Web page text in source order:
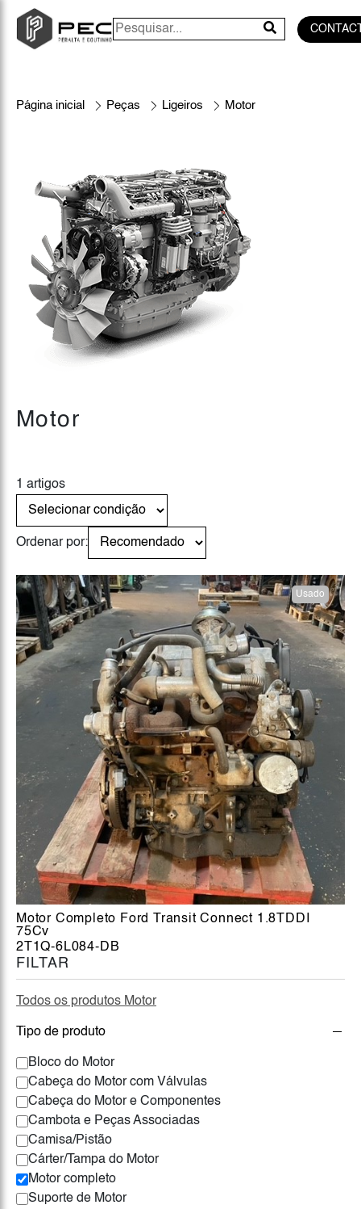
Página inicial Peças Ligeiros Motor
FILTAR
Todos os produtos Motor
Tipo de produto
Bloco do Motor
Cabeça do Motor com Válvulas
Cabeça do Motor e Componentes
Cambota e Peças Associadas
Camisa/Pistão
Cárter/Tampa do Motor
Motor completo
Suporte de Motor
Motor
1 artigos
Ordenar por:
Usado
Motor Completo Ford Transit Connect 1.8TDDI
75Cv
2T1Q-6L084-DB